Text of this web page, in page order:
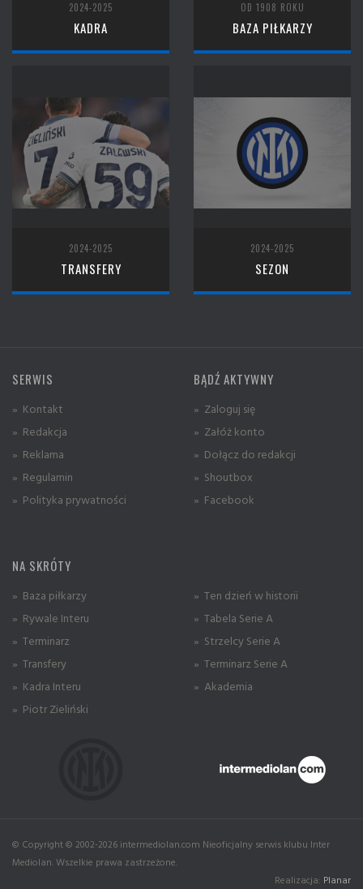
2024-2025
KADRA
OD 1908 ROKU
BAZA PIŁKARZY
2024-2025
TRANSFERY
2024-2025
SEZON
SERWIS
» Kontakt
» Redakcja
» Reklama
» Regulamin
» Polityka prywatności
BĄDŹ AKTYWNY
» Zaloguj się
» Załóż konto
» Dołącz do redakcji
» Shoutbox
» Facebook
NA SKRÓTY
» Baza piłkarzy
» Rywale Interu
» Terminarz
» Transfery
» Kadra Interu
» Piotr Zieliński
» Ten dzień w historii
» Tabela Serie A
» Strzelcy Serie A
» Terminarz Serie A
» Akademia
© Copyright © 2002-2026 intermediolan.com Nieoficjalny serwis klubu Inter
Mediolan. Wszelkie prawa zastrzeżone.
Realizacja: Planar